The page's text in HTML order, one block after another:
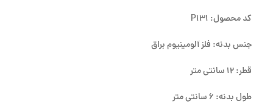
کد محصول: P131
جنس بدنه: فلز آلومینیوم براق
قطر: 12 سانتی متر
طول بدنه: 6 سانتی متر